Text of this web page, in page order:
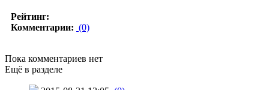
Рейтинг:
Комментарии: (0)
Пока комментариев нет
Ещё в разделе